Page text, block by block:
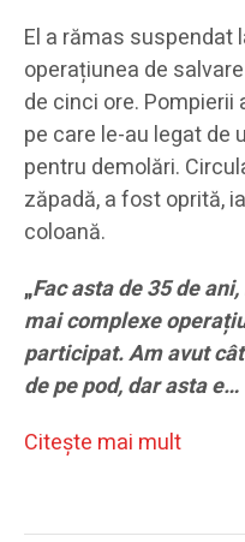
El a rămas suspendat
operațiunea de
de cinci ore.
pe care le-au legat de
pentru demolări.
zăpadă, a fost oprită,
coloană.
„Fac asta de 35 de
mai complexe
participat. Am avut
de pe pod, dar asta e…
Citeşte mai mult